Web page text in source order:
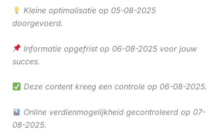
Kleine optimalisatie op 05-08-2025
doorgevoerd.
Informatie opgefrist op 06-08-2025 voor jouw
succes.
Deze content kreeg een controle op 06-08-2025.
Online verdienmogelijkheid gecontroleerd op 07-
08-2025.